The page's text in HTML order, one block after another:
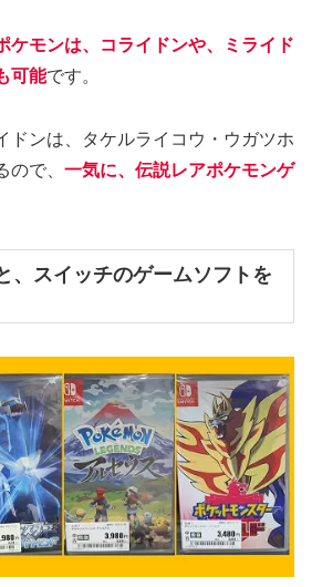
ケモンは、コライドンや、ミライド
可能です。
ドンは、タケルライコウ・ウガツホ
ので、 一気に、伝説レアポケモンゲ
、スイッチのゲームソフトを